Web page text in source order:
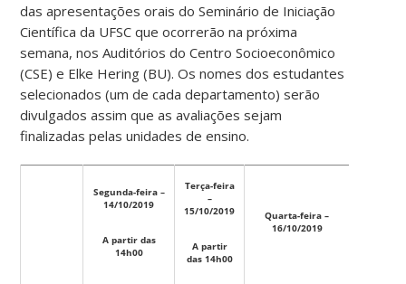
das apresentações orais do Seminário de Iniciação
Científica da UFSC que ocorrerão na próxima
semana, nos Auditórios do Centro Socioeconômico
(CSE) e Elke Hering (BU). Os nomes dos estudantes
selecionados (um de cada departamento) serão
divulgados assim que as avaliações sejam
finalizadas pelas unidades de ensino.
Segunda-feira –
14/10/2019
A partir das
14h00
Terça-feira
–
15/10/2019
A partir
das 14h00
Quarta-feira –
16/10/2019